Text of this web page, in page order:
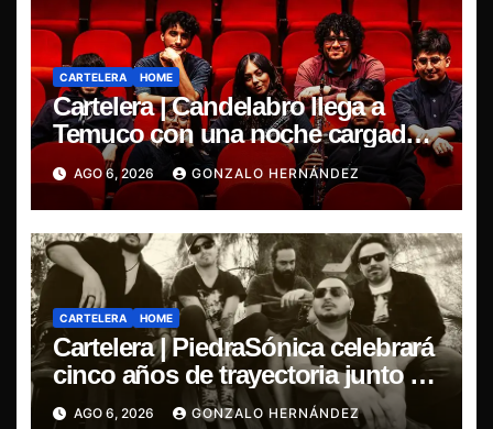
CARTELERA HOME
Cartelera | Candelabro llega a
Temuco con una noche cargada
de indie
AGO 6, 2026 GONZALO HERNÁNDEZ
CARTELERA HOME
Cartelera | PiedraSónica celebrará
cinco años de trayectoria junto a
The Ganjas en el Bar de René
AGO 6, 2026 GONZALO HERNÁNDEZ